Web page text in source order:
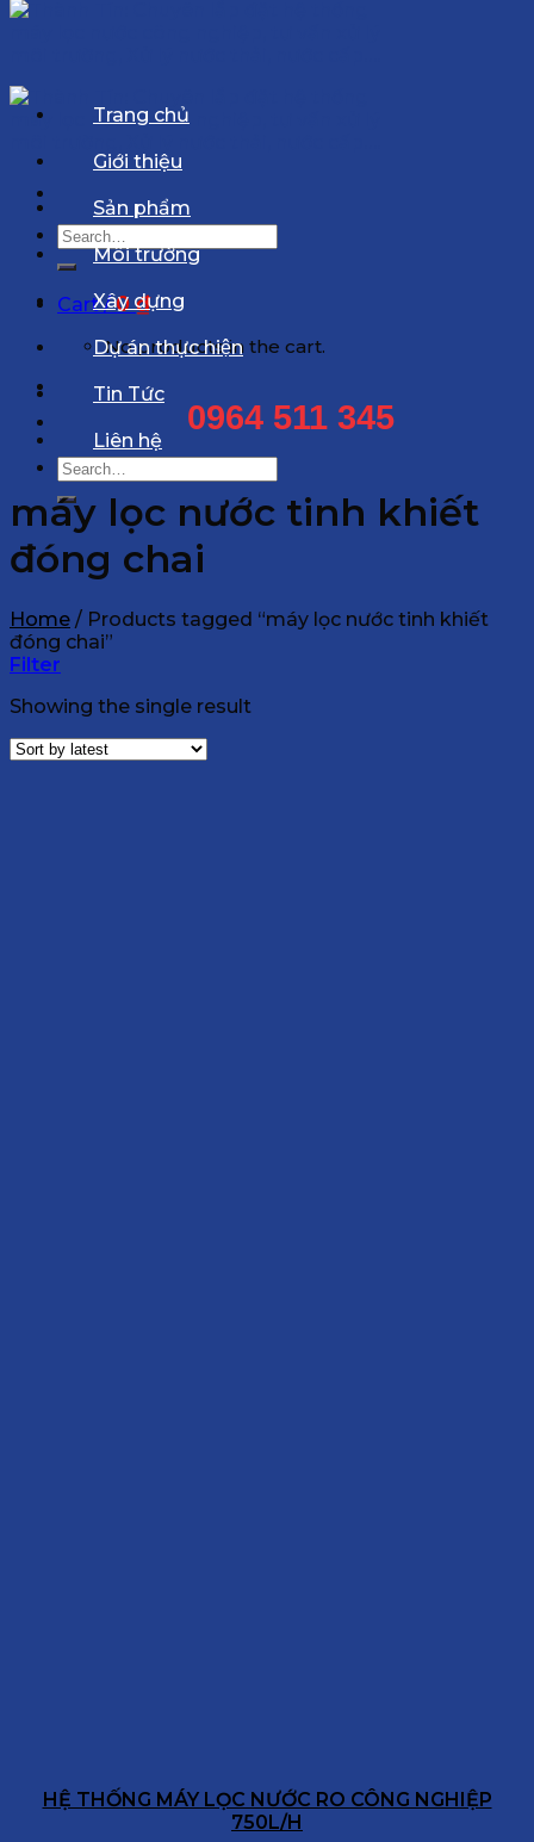
Search
for:
Cart /0₫
No products in the cart.
0964 511 345
Search
for:
Trang chủ
Giới thiệu
Sản phẩm
Môi trường
Xây dựng
Dự án thực hiện
Tin Tức
Liên hệ
máy lọc nước tinh khiết
đóng chai
Home / Products tagged “máy lọc nước tinh khiết
đóng chai”
Filter
Showing the single result
HỆ THỐNG MÁY LỌC NƯỚC RO CÔNG NGHIỆP
750L/H